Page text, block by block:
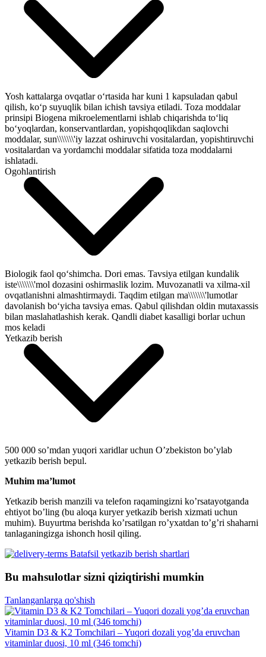
Yosh kattalarga ovqatlar o‘rtasida har kuni 1 kapsuladan qabul
qilish, ko‘p suyuqlik bilan ichish tavsiya etiladi. Toza moddalar
prinsipi Biogena mikroelementlarni ishlab chiqarishda to‘liq
bo‘yoqlardan, konservantlardan, yopishqoqlikdan saqlovchi
moddalar, sun\\\\\\\'iy lazzat oshiruvchi vositalardan, yopishtiruvchi
vositalardan va yordamchi moddalar sifatida toza moddalarni
ishlatadi.
Ogohlantirish
Biologik faol qo‘shimcha. Dori emas. Tavsiya etilgan kundalik
iste\\\\\\\'mol dozasini oshirmaslik lozim. Muvozanatli va xilma-xil
ovqatlanishni almashtirmaydi. Taqdim etilgan ma\\\\\\\'lumotlar
davolanish bo‘yicha tavsiya emas. Qabul qilishdan oldin mutaxassis
bilan maslahatlashish kerak. Qandli diabet kasalligi borlar uchun
mos keladi
Yetkazib berish
500 000 so’mdan yuqori xaridlar uchun O’zbekiston bo’ylab
yetkazib berish bepul.
Muhim ma’lumot
Yetkazib berish manzili va telefon raqamingizni ko’rsatayotganda
ehtiyot bo’ling (bu aloqa kuryer yetkazib berish xizmati uchun
muhim). Buyurtma berishda ko’rsatilgan ro’yxatdan to’g’ri shaharni
tanlaganingizga ishonch hosil qiling.
Batafsil yetkazib berish shartlari
Bu mahsulotlar sizni qiziqtirishi mumkin
Tanlanganlarga qo'shish
Vitamin D3 & K2 Tomchilari – Yuqori dozali yog’da eruvchan
vitaminlar duosi, 10 ml (346 tomchi)